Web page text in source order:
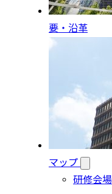
要・沿革
マップ
研修会場